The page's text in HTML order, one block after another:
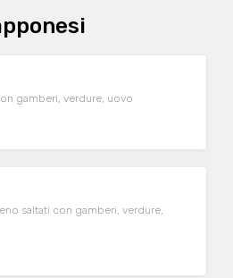
gamberi, verdure, uovo
saltati con gamberi, verdure,